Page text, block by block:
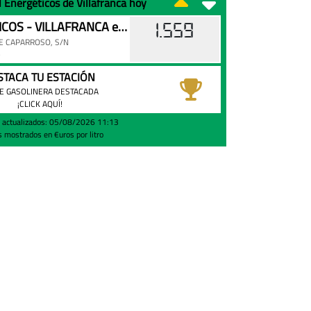
AN ENERGETICOS - VILLAFRANCA en Villafranca
CAPARROSO, S/N
1.559
TU ESTACIÓN
GASOLINERA DESTACADA
¡CLICK AQUÍ!
actualizados: 05/08/2026 11:13
mostrados en €uros por litro